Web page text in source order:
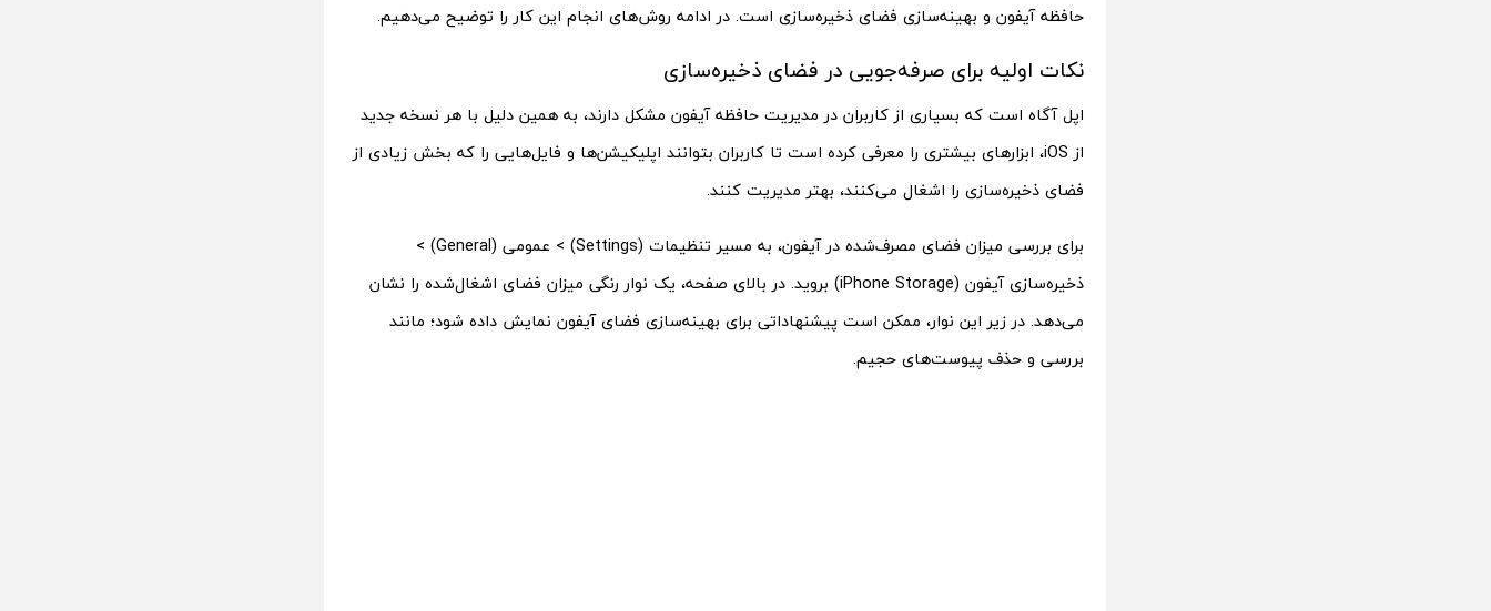
حافظه آیفون و بهینه‌سازی فضای ذخیره‌سازی است. در ادامه روش‌های انجام این کار را توضیح می‌دهیم.
نکات اولیه برای صرفه‌جویی در فضای ذخیره‌سازی
اپل آگاه است که بسیاری از کاربران در مدیریت حافظه آیفون مشکل دارند، به همین دلیل با هر نسخه جدید
از iOS، ابزارهای بیشتری را معرفی کرده است تا کاربران بتوانند اپلیکیشن‌ها و فایل‌هایی را که بخش زیادی از
فضای ذخیره‌سازی را اشغال می‌کنند، بهتر مدیریت کنند.
برای بررسی میزان فضای مصرف‌شده در آیفون، به مسیر تنظیمات (Settings) > عمومی (General) >
ذخیره‌سازی آیفون (iPhone Storage) بروید. در بالای صفحه، یک نوار رنگی میزان فضای اشغال‌شده را نشان
می‌دهد. در زیر این نوار، ممکن است پیشنهاداتی برای بهینه‌سازی فضای آیفون نمایش داده شود؛ مانند
بررسی و حذف پیوست‌های حجیم.